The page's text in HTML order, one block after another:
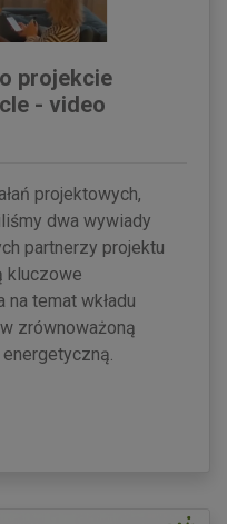
projekcie
- video
projektowych,
dwa wywiady
partnerzy projektu
kluczowe
temat wkładu
zrównoważoną